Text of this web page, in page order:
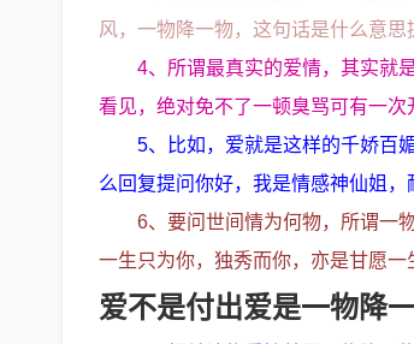
风，一物降一物，这句话是什么意
4、所谓最真实的爱情，其实就
看见，绝对免不了一顿臭骂可有一次
5、比如，爱就是这样的千娇百
么回复提问你好，我是情感神仙姐
6、要问世间情为何物，所谓一
一生只为你，独秀而你，亦是甘愿一
爱不是付出爱是一物降